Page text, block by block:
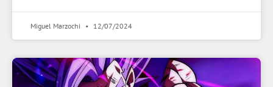
Miguel Marzochi 12/07/2024